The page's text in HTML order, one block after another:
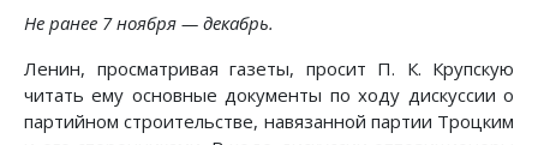
Не ранее 7 ноября — декабрь.
Ленин, просматривая газеты, просит П. К. Крупскую
читать ему основные документы по ходу дискуссии о
партийном строительстве, навязанной партии Троцким